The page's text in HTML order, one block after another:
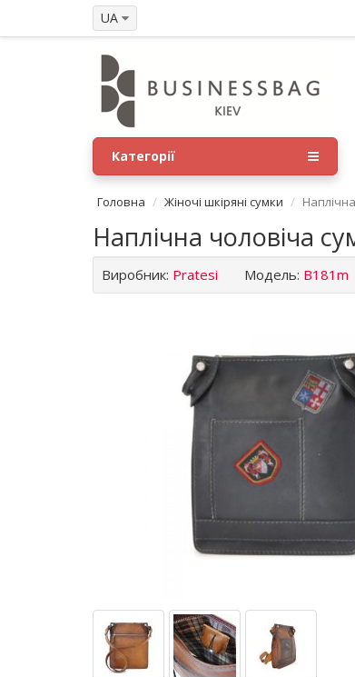
UA
Категорії
Головна Жіночі шкіряні сумки
Наплічна чоловіча
Виробник: Pratesi Модель: B181m